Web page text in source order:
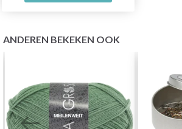
ANDEREN BEKEKEN OOK